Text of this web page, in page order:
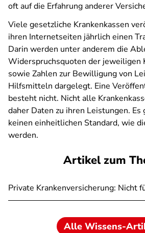
oft auf die Erfahrung anderer
Viele gesetzliche Krankenkassen
ihren Internetseiten jährlich einen
Darin werden unter anderem die
Widerspruchsquoten der jeweiligen
sowie Zahlen zur Bewilligung von
Hilfsmitteln dargelegt. Eine
besteht nicht. Nicht alle
daher Daten zu ihren Leistungen. Es
keinen einheitlichen Standard, wie
werden.
Artikel zum
Private Krankenversicherung: Nicht
Alle Wissens-